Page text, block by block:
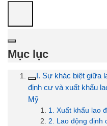
Mục lục
I. Sự khác biệt giữa
định cư và xuất khẩu
Mỹ
1. Xuất khẩu lao
2. Lao động định